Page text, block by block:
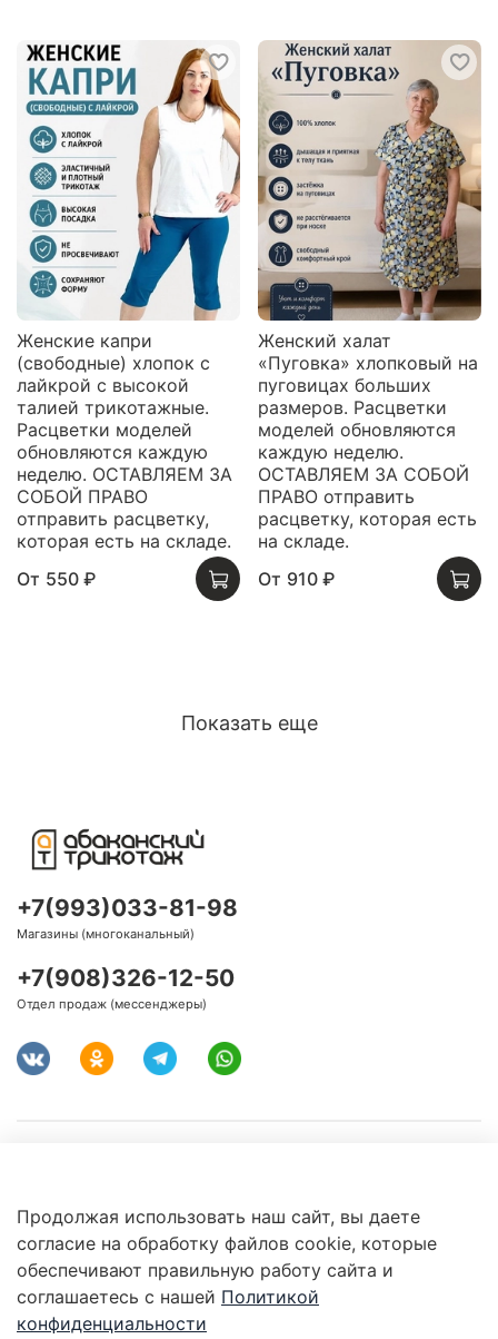
Женские капри
(свободные) хлопок с
лайкрой с высокой
талией трикотажные.
Расцветки моделей
обновляются каждую
неделю. ОСТАВЛЯЕМ ЗА
СОБОЙ ПРАВО
отправить расцветку,
которая есть на складе.
От 550 ₽
Женский халат
«Пуговка» хлопковый на
пуговицах больших
размеров. Расцветки
моделей обновляются
каждую неделю.
ОСТАВЛЯЕМ ЗА СОБОЙ
ПРАВО отправить
расцветку, которая есть
на складе.
От 910 ₽
Показать еще
Сервис и помощь
Правовая информация
+7(993)033-81-98
Магазины (многоканальный)
+7(908)326-12-50
Отдел продаж (мессенджеры)
Продолжая использовать наш сайт, вы даете
согласие на обработку файлов cookie, которые
обеспечивают правильную работу сайта и
соглашаетесь с нашей Политикой
конфиденциальности